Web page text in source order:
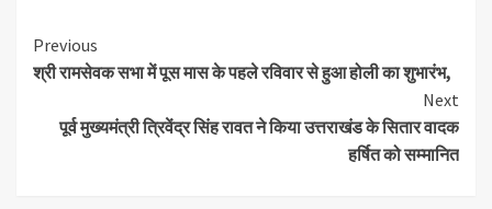
Continue
Reading
Previous
श्री रामसेवक सभा में पूस मास के पहले रविवार से हुआ होली का शुभारंभ,
Next
पूर्व मुख्यमंत्री त्रिवेंद्र सिंह रावत ने किया उत्तराखंड के सितार वादक
हर्षित को सम्मानित